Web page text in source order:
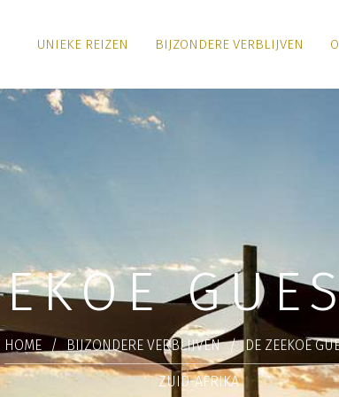
UNIEKE REIZEN BIJZONDERE VERBLIJVEN
HOME / BIJZONDERE VERBLIJVEN / DE ZEEKOE
ZUID-AFRIKA